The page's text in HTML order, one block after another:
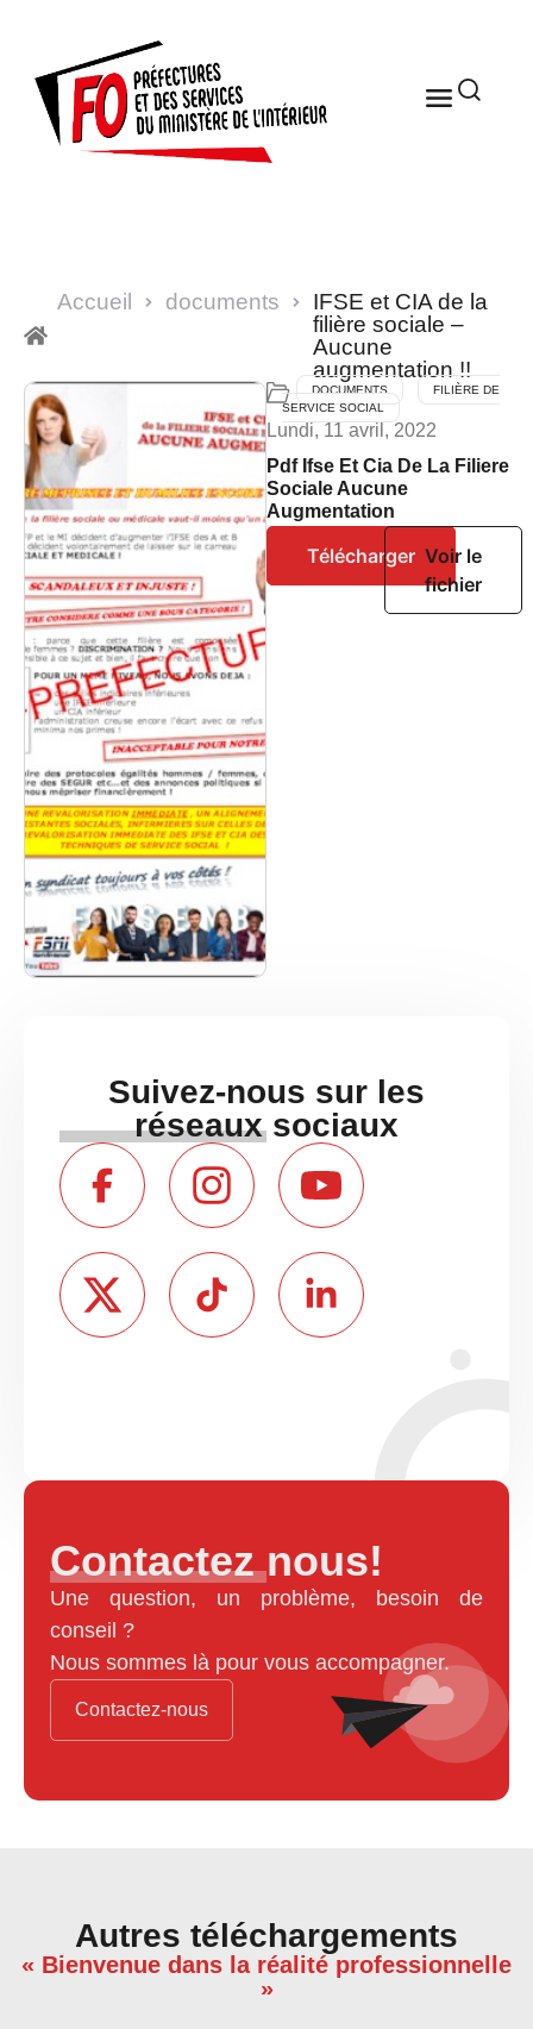
Accueil documents
IFSE et CIA de la
filière sociale –
Aucune
augmentation !!
DOCUMENTS
FILIÈRE DE
SERVICE SOCIAL
Lundi, 11 avril, 2022
Pdf Ifse Et Cia De La Filiere
Sociale Aucune
Augmentation
Télécharger Voir le
fichier
Suivez-nous sur les
réseaux sociaux
Contactez nous!
Une question, un problème, besoin de
conseil ?
Nous sommes là pour vous accompagner.
Contactez-nous
Autres téléchargements
« Bienvenue dans la réalité professionnelle
»